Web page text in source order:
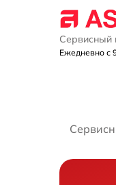
Сервисный
Ежедневно с